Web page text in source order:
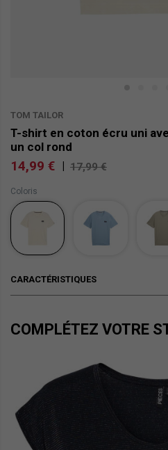
TOM TAILOR
T-shirt en coton écru uni
un col rond
14,99 € 17,99 €
Coloris
CARACTÉRISTIQUES
COMPLÉTEZ VOTRE